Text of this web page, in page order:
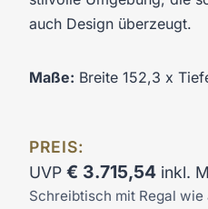
auch Design überzeugt.
Maße: Breite 152,3 x
PREIS:
UVP € 3.715,54 inkl.
Schreibtisch mit Regal